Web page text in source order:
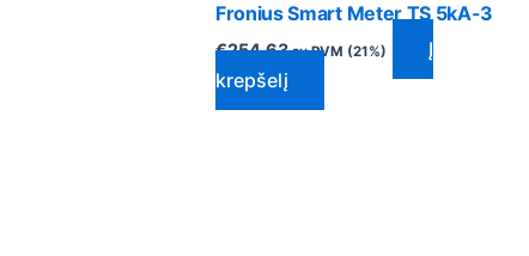
Fronius Smart Meter TS 5kA-3
€254.63 su PVM (21%)
Į
krepšelį